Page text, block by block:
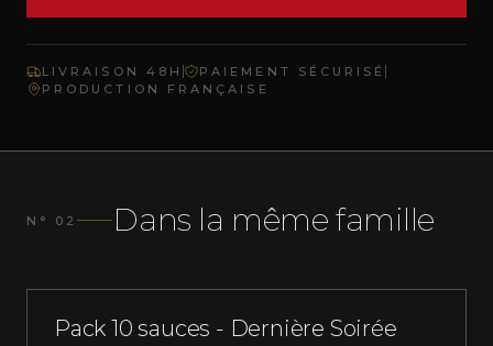
LIVRAISON 48H
PAIEMENT SÉCURISÉ
PRODUCTION FRANÇAISE
N° 02 Dans la même famille
Pack 10 sauces - Dernière Soirée